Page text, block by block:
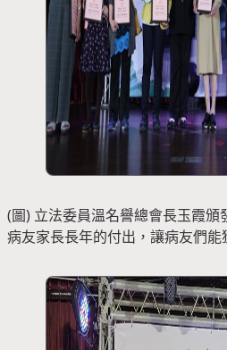
(圖) 立法委員溫名譽總會長玉霞
病友家長長年的付出，讓病友們能